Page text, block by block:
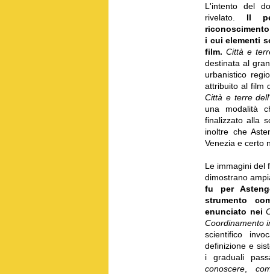
L'intento del
rivelato. Il
i cui elementi
film. Città e
destinata al
urbanistico
attribuito al film
Città e terre
una modalità
finalizzato alla
inoltre che
Venezia e certo
Le immagini del
dimostrano
fu per
strumento
enunciato nei
Coordinamento
scientifico
definizione e
i graduali
conoscere